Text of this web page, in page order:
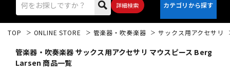
詳細検索
TOP ONLINE STORE 管楽器・吹奏楽器 サックス用アクセサリ
管楽器・吹奏楽器 サックス用アクセサリ マウスピース Berg
Larsen 商品一覧